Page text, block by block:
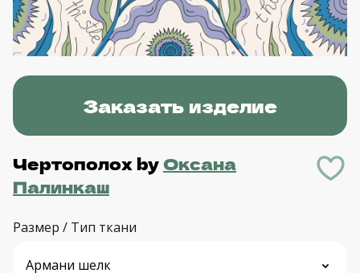
Заказать изделие
ЧертополохbyОксана
Палинкаш
Размер / Тип ткани